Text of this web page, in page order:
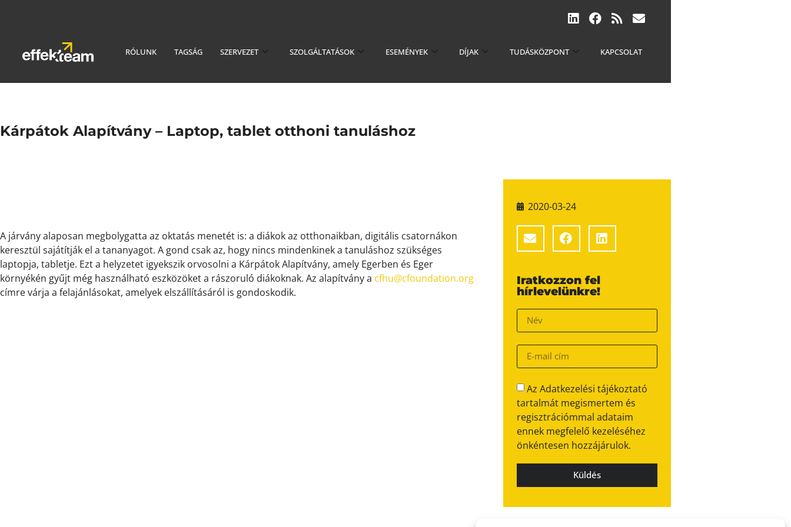
RÓLUNK TAGSÁG SZERVEZET SZOLGÁLTATÁSOK ESEMÉNYEK DÍJAK TUDÁSKÖZPONT KAPCSOLAT
Kárpátok Alapítvány – Laptop, tablet otthoni tanuláshoz
A járvány alaposan megbolygatta az oktatás menetét is: a diákok az otthonaikban, digitális csatornákon
keresztül sajátítják el a tananyagot. A gond csak az, hogy nincs mindenkinek a tanuláshoz szükséges
laptopja, tabletje. Ezt a helyzetet igyekszik orvosolni a Kárpátok Alapítvány, amely Egerben és Eger
környékén gyűjt még használható eszközöket a rászoruló diákoknak. Az alapítvány a cfhu@cfoundation.org
címre várja a felajánlásokat, amelyek elszállításáról is gondoskodik.
2020-03-24
Iratkozzon fel
hírlevelünkre!
Az Adatkezelési tájékoztató
tartalmát megismertem és
regisztrációmmal adataim
ennek megfelelő kezeléséhez
önkéntesen hozzájárulok.
Küldés